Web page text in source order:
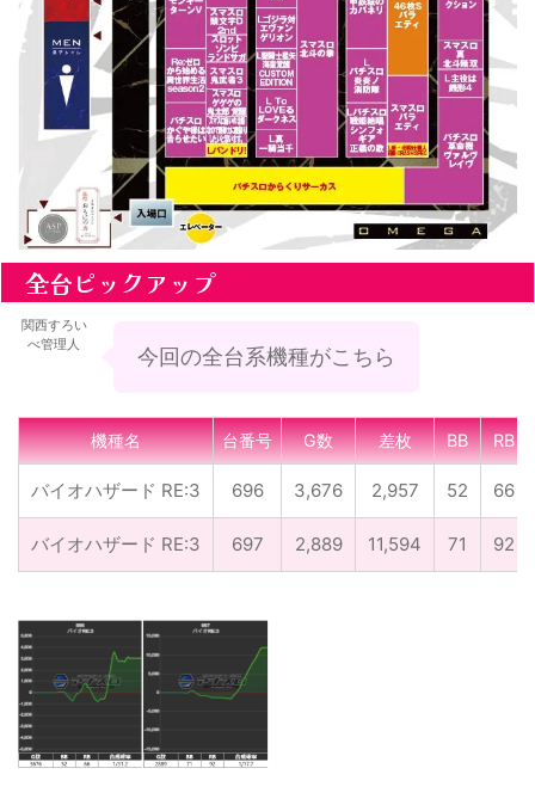
全台ピックアップ
関西すろい
べ管理人
今回の全台系機種がこちら
機種名 台番号 G数 差枚 BB RB
バイオハザード RE:3 696 3,676 2,957 52 66
バイオハザード RE:3 697 2,889 11,594 71 92